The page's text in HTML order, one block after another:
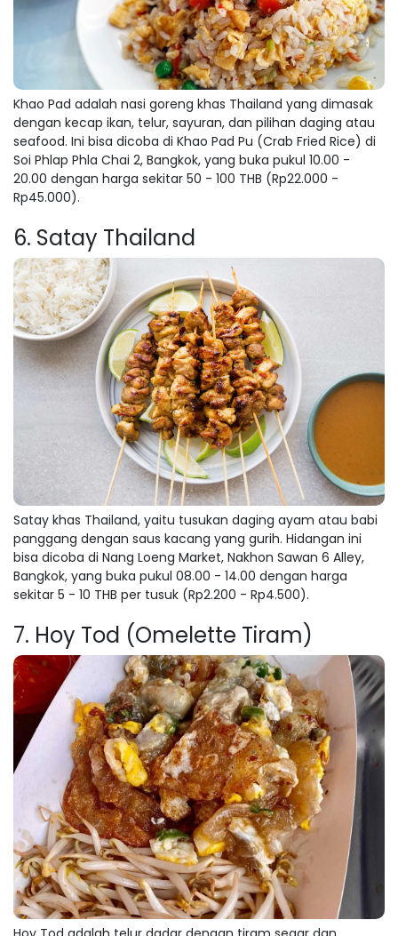
Khao Pad adalah nasi goreng khas Thailand yang dimasak
dengan kecap ikan, telur, sayuran, dan pilihan daging atau
seafood. Ini bisa dicoba di Khao Pad Pu (Crab Fried Rice) di
Soi Phlap Phla Chai 2, Bangkok, yang buka pukul 10.00 -
20.00 dengan harga sekitar 50 - 100 THB (Rp22.000 -
Rp45.000).
6. Satay Thailand
Satay khas Thailand, yaitu tusukan daging ayam atau babi
panggang dengan saus kacang yang gurih. Hidangan ini
bisa dicoba di Nang Loeng Market, Nakhon Sawan 6 Alley,
Bangkok, yang buka pukul 08.00 - 14.00 dengan harga
sekitar 5 - 10 THB per tusuk (Rp2.200 - Rp4.500).
7. Hoy Tod (Omelette Tiram)